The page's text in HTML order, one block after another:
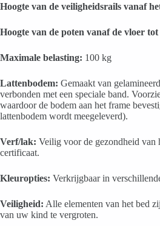
Hoogte van de veiligheidsrails vanaf
Hoogte van de poten vanaf de vloer
Maximale belasting: 100 kg
Lattenbodem: Gemaakt van
verbonden met een speciale band.
waardoor de bodem aan het frame
lattenbodem wordt meegeleverd).
Verf/lak: Veilig voor de gezondheid van
certificaat.
Kleuropties: Verkrijgbaar in
Veiligheid: Alle elementen van het bed
van uw kind te vergroten.